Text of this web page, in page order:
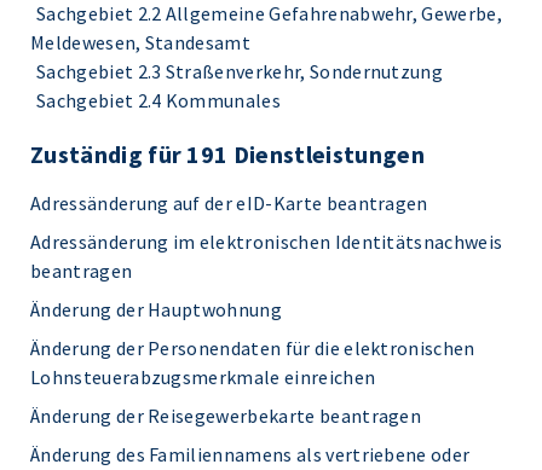
Sachgebiet 2.2 Allgemeine Gefahrenabwehr, Gewerbe,
Meldewesen, Standesamt
Sachgebiet 2.3 Straßenverkehr, Sondernutzung
Sachgebiet 2.4 Kommunales
Zuständig für 191 Dienstleistungen
Adressänderung auf der eID-Karte beantragen
Adressänderung im elektronischen Identitätsnachweis
beantragen
Änderung der Hauptwohnung
Änderung der Personendaten für die elektronischen
Lohnsteuerabzugsmerkmale einreichen
Änderung der Reisegewerbekarte beantragen
Änderung des Familiennamens als vertriebene oder